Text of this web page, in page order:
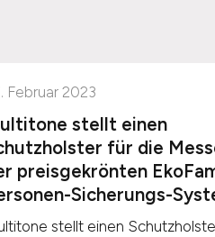
Februar 2023
stellt einen
für die
preisgekrönten
Sicherungs-
stellt einen